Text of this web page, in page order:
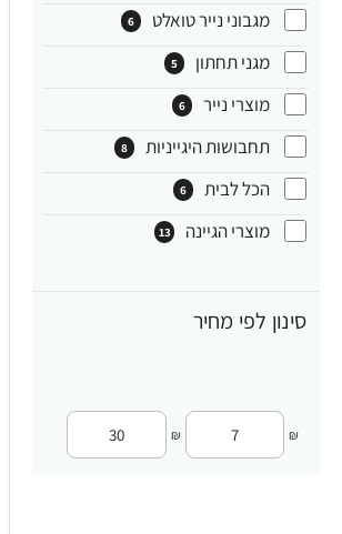
מגבוני נייר טואלט 6
מגני תחתון 5
מוצרי נייר 6
תחבושות היגייניות 8
הכל לבית 6
מוצרי הגיינה 13
סינון לפי מחיר
₪
₪